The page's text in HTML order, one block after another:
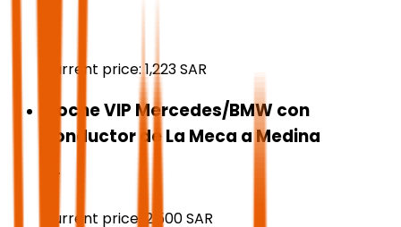
Current price:1,223SAR
Coche VIP Mercedes/BMW con
conductor de La Meca a Medina
Current price: 2,500SAR